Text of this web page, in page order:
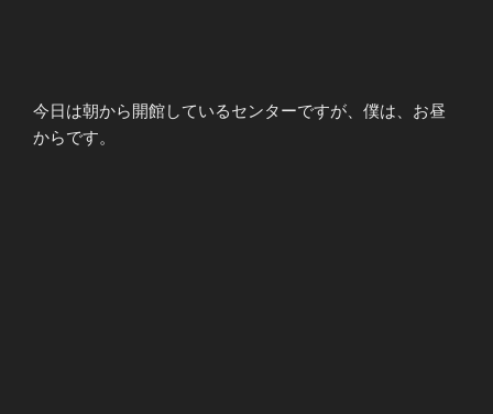
今日は朝から開館しているセンターですが、僕は、お昼
からです。